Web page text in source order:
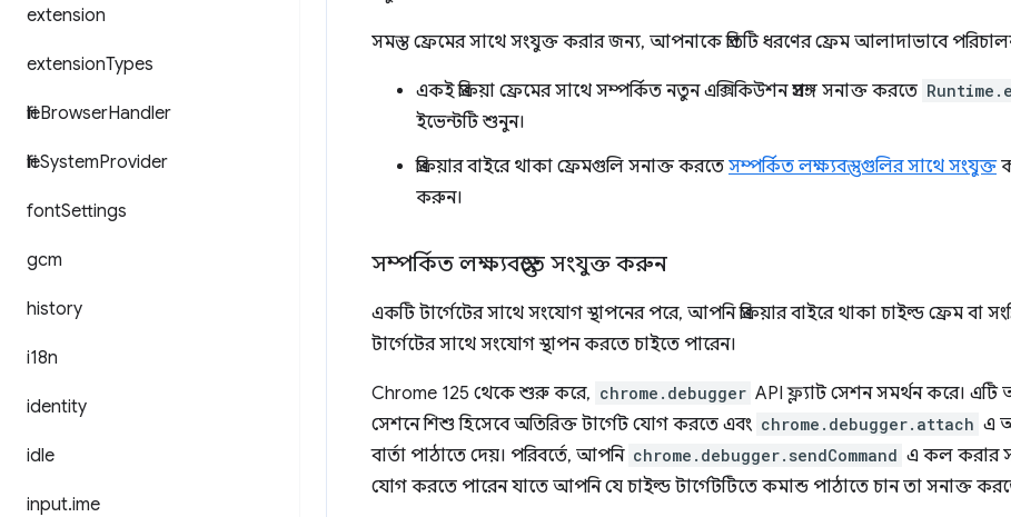
extension
extensionTypes
fileBrowserHandler
fileSystemProvider
fontSettings
gcm
history
i18n
identity
idle
input.ime
সমস্ত ফ্রেমের সাথে সংযুক্ত করার জন্য, আপনাকে প্রতিটি ধরণের ফ্রেম আলাদাভাবে
একই প্রক্রিয়া ফ্রেমের সাথে সম্পর্কিত নতুন এক্সিকিউশন প্রসঙ্গ সনাক্ত করতে
ইভেন্টটি শুনুন।
প্রক্রিয়ার বাইরে থাকা ফ্রেমগুলি সনাক্ত করতে সম্পর্কিত লক্ষ্যবস্তুগুলির সাথে সংযুক্ত
করুন।
সম্পর্কিত লক্ষ্যবস্তুতে সংযুক্ত করুন
একটি টার্গেটের সাথে সংযোগ স্থাপনের পরে, আপনি প্রক্রিয়ার বাইরে থাকা চাইল্ড ফ্রেম বা
টার্গেটের সাথে সংযোগ স্থাপন করতে চাইতে পারেন।
Chrome 125 থেকে শুরু করে, chrome.debugger API ফ্ল্যাট সেশন সমর্থন করে। এটি
সেশনে শিশু হিসেবে অতিরিক্ত টার্গেট যোগ করতে এবং chrome.debugger.attach এ
বার্তা পাঠাতে দেয়। পরিবর্তে, আপনি chrome.debugger.sendCommand এ কল করার
যোগ করতে পারেন যাতে আপনি যে চাইল্ড টার্গেটটিতে কমান্ড পাঠাতে চান তা সনাক্ত